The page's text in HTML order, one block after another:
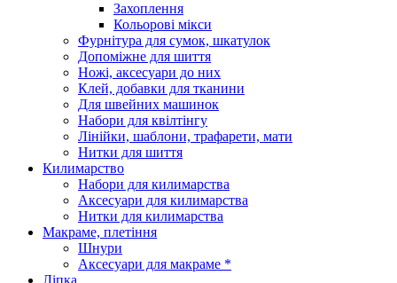
Захоплення
Кольорові мікси
Фурнітура для сумок, шкатулок
Допоміжне для шиття
Ножі, аксесуари до них
Клей, добавки для тканини
Для швейних машинок
Набори для квілтінгу
Лінійки, шаблони, трафарети, мати
Нитки для шиття
Килимарство
Набори для килимарства
Аксесуари для килимарства
Нитки для килимарства
Макраме, плетіння
Шнури
Аксесуари для макраме *
Ліпка